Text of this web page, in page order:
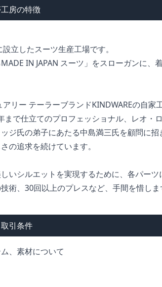
房の特徴
立したスーツ生産工場です。
MADE IN JAPAN スーツ」をスローガンに
リー テーラーブランドKINDWAREの自家
まで仕立てのプロフェッショナル、レオ・
ジ氏の弟子にあたる中島満三氏を顧問に
の追求を続けています。
いシルエットを実現するために、各パーツ
術、30回以上のプレスなど、手間を惜し
引条件
、素材について